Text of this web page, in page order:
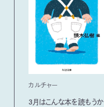
カルチャー
3月はこんな本を読もうか